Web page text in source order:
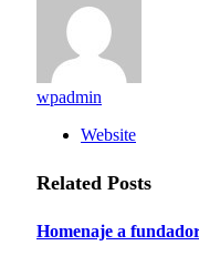
wpadmin
Website
Related Posts
Homenaje a